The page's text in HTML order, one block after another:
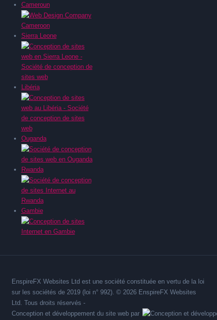
Cameroun
Sierra Leone
Libéria
Ouganda
Rwanda
Gambie
EnspireFX Websites Ltd est une société constituée en vertu de la loi
sur les sociétés de 2019 (loi n° 992). © 2026 EnspireFX Websites
Ltd. Tous droits réservés -
Conception et développement du site web par